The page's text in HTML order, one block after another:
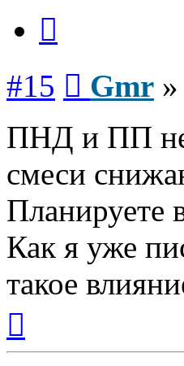
#15 Gmr »
ПНД и ПП не
смеси
Планируете
Как я уже
такое
началу